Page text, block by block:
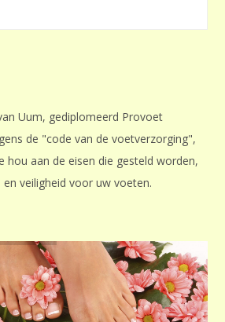
Uum, gediplomeerd Provoet
de "code van de voetverzorging",
hou aan de eisen die gesteld worden,
veiligheid voor uw voeten.